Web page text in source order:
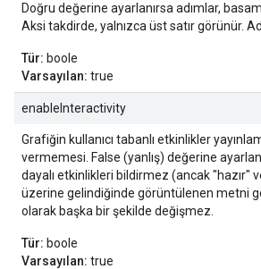
Doğru değerine ayarlanırsa adımlar,
Aksi takdirde, yalnızca üst satır görünür.
Tür: boole
Varsayılan: true
enableInteractivity
Grafiğin kullanıcı tabanlı etkinlikler
vermemesi. False (yanlış) değerine
dayalı etkinlikleri bildirmez (ancak "hazır"
üzerine gelindiğinde görüntülenen metni
olarak başka bir şekilde değişmez.
Tür: boole
Varsayılan: true